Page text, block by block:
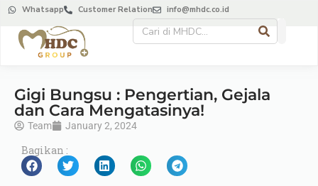
Whatsapp Customer Relation info@mhdc.co.id
Gigi Bungsu : Pengertian, Gejala
dan Cara Mengatasinya!
Team January 2, 2024
Bagikan :